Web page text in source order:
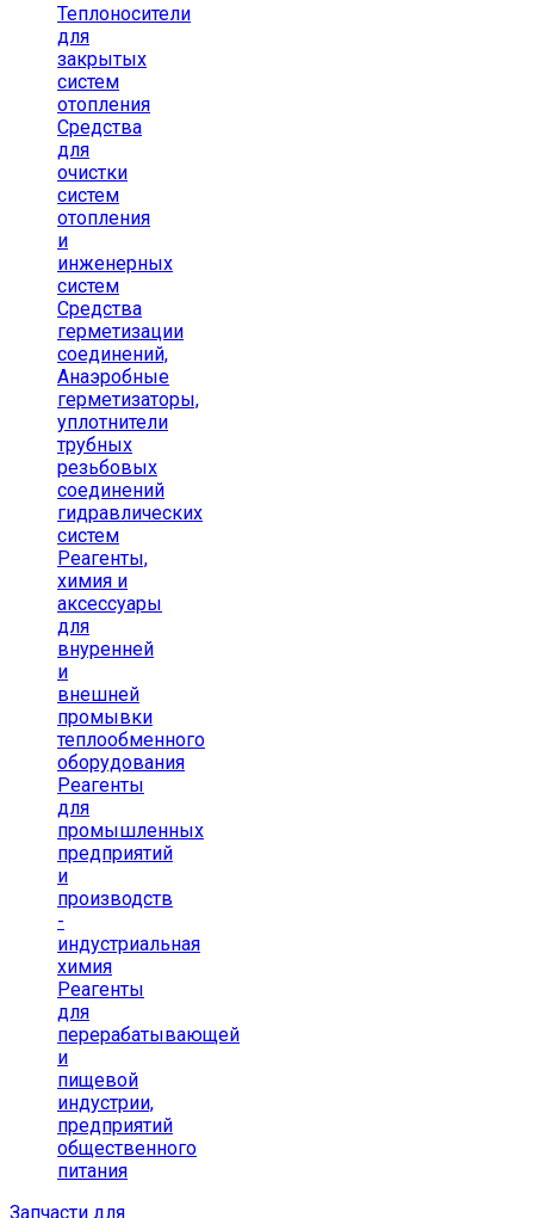
Теплоносители
для
закрытых
систем
отопления
Средства
для
очистки
систем
отопления
и
инженерных
систем
Средства
герметизации
соединений,
Анаэробные
герметизаторы,
уплотнители
трубных
резьбовых
соединений
гидравлических
систем
Реагенты,
химия и
аксессуары
для
внуренней
и
внешней
промывки
теплообменного
оборудования
Реагенты
для
промышленных
предприятий
и
производств
-
индустриальная
химия
Реагенты
для
перерабатывающей
и
пищевой
индустрии,
предприятий
общественного
питания
Запчасти для